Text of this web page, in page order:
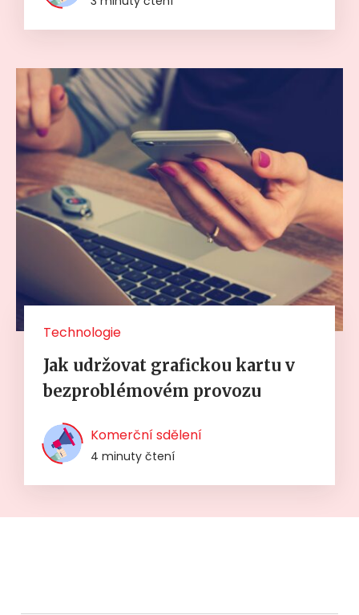
Technologie
Jak udržovat grafickou kartu v
bezproblémovém provozu
Komerční sdělení
4 minuty čtení